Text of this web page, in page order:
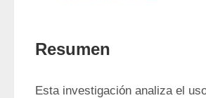
Resumen
Esta investigación analiza el